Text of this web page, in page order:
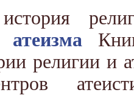
история
религии и